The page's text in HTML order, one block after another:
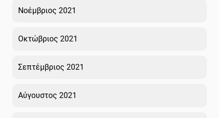
Νοέμβριος 2021
Οκτώβριος 2021
Σεπτέμβριος 2021
Αύγουστος 2021